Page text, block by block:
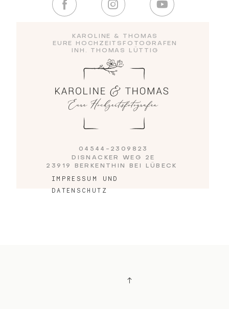
KAROLINE & THOMAS
EURE HOCHZEITSFOTOGRAFEN
INH. THOMAS LÜTTIG
IMPRESSUM UND
DATENSCHUTZ
04544-2309823
DISNACKER WEG 2E
23919 BERKENTHIN BEI LÜBECK